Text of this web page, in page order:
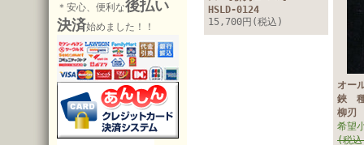
＊安心、便利な後払い
決済始めました！！
HSLD-0124
15,700円(税込)
オー
鋏
柳
希望
(税